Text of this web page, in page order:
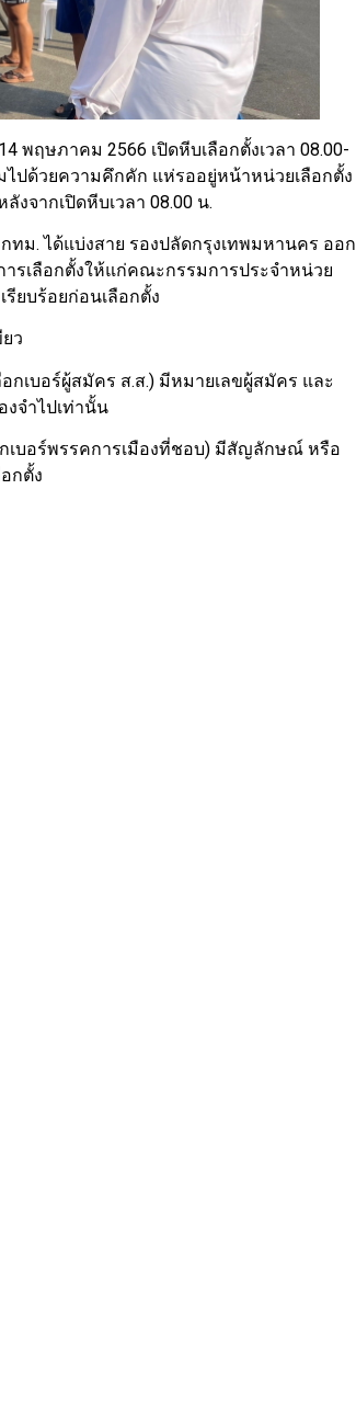
พฤษภาคม 2566 เปิดหีบเลือกตั้งเวลา 08.00-
ไปด้วยความคึกคัก แห่รออยู่หน้าหน่วยเลือกตั้ง
จากเปิดหีบเวลา 08.00 น.
ม. ได้แบ่งสาย รองปลัดกรุงเทพมหานคร ออก
รเลือกตั้งให้แก่คณะกรรมการประจำหน่วย
ยบร้อยก่อนเลือกตั้ง
ว
กเบอร์ผู้สมัคร ส.ส.) มีหมายเลขผู้สมัคร และ
จำไปเท่านั้น
กเบอร์พรรคการเมืองที่ชอบ) มีสัญลักษณ์ หรือ
กตั้ง